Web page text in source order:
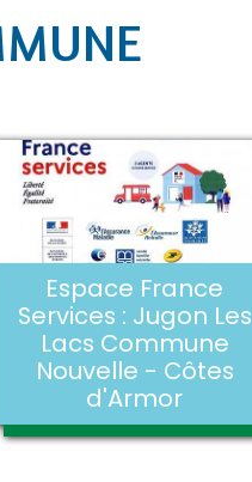
Espace France
Services : Jugon Les
Lacs Commune
Nouvelle - Côtes
d'Armor